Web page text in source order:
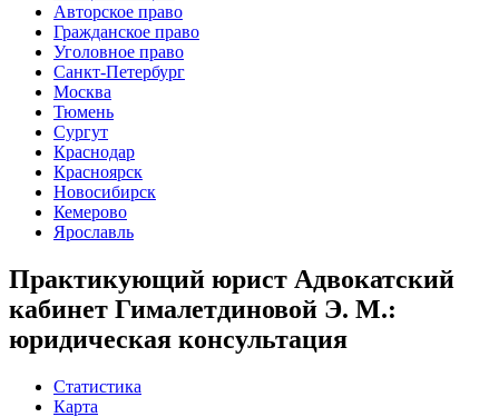
Авторское право
Гражданское право
Уголовное право
Санкт-Петербург
Москва
Тюмень
Сургут
Краснодар
Красноярск
Новосибирск
Кемерово
Ярославль
Практикующий юрист Адвокатский
кабинет Гималетдиновой Э. М.:
юридическая консультация
Статистика
Карта